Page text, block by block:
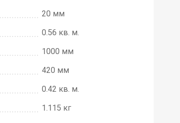
20 мм
0.56 кв. м.
1000 мм
420 мм
0.42 кв. м.
1.115 кг